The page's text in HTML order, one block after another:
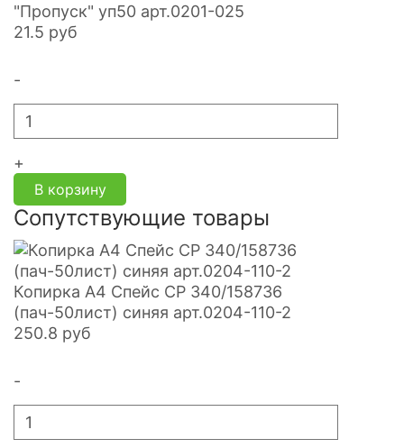
"Пропуск" уп50 арт.0201-025
21.5 руб
-
+
В корзину
Сопутствующие товары
Копирка А4 Спейс СР 340/158736
(пач-50лист) синяя арт.0204-110-2
250.8 руб
-